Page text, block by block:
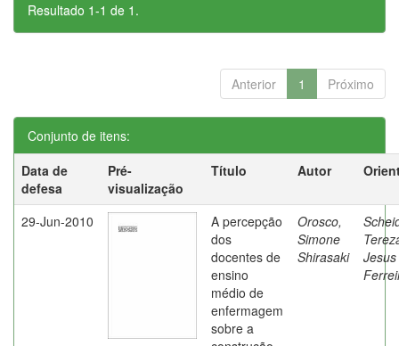
Resultado 1-1 de 1.
Anterior 1 Próximo
Conjunto de itens:
Data de
defesa
Pré-
visualização
Título Autor
29-Jun-2010
A percepção
dos
docentes de
ensino
médio de
enfermagem
sobre a
Orosco,
Simone
Shirasaki
Jesus